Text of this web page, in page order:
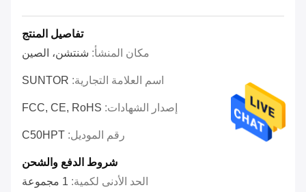
تفاصيل المنتج
مكان المنشأ: شنتشن، الصين
اسم العلامة التجارية: SUNTOR
إصدار الشهادات: FCC, CE, RoHS
رقم الموديل: C50HPT
شروط الدفع والشحن
الحد الأدنى لكمية: 1 مجموعة